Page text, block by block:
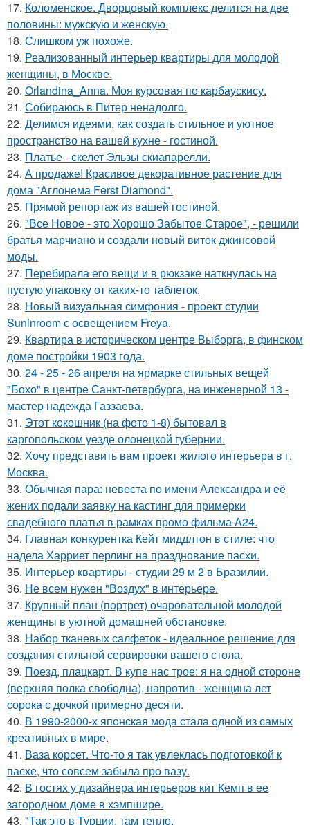
17. Коломенское. Дворцовый комплекс делится на две
половины: мужскую и женскую.
18. Слишком уж похоже.
19. Реализованный интерьер квартиры для молодой
женщины, в Москве.
20. Orlandina_Anna. Моя курсовая по карбаускису.
21. Собираюсь в Питер ненадолго.
22. Делимся идеями, как создать стильное и уютное
пространство на вашей кухне - гостиной.
23. Платье - скелет Эльзы скиапарелли.
24. А продаже! Красивое декоративное растение для
дома "Аглонема Ferst Diamond".
25. Прямой репортаж из вашей гостиной.
26. "Все Новое - это Хорошо Забытое Старое", - решили
братья марчиано и создали новый виток джинсовой
моды.
27. Перебирала его вещи и в рюкзаке наткнулась на
пустую упаковку от каких-то таблеток.
28. Новый визуальная симфония - проект студии
Suninroom с освещением Freya.
29. Квартира в историческом центре Выборга, в финском
доме постройки 1903 года.
30. 24 - 25 - 26 апреля на ярмарке стильных вещей
"Бохо" в центре Санкт-петербурга, на инженерной 13 -
мастер надежда Газзаева.
31. Этот кокошник (на фото 1-8) бытовал в
каргопольском уезде олонецкой губернии.
32. Хочу представить вам проект жилого интерьера в г.
Москва.
33. Обычная пара: невеста по имени Александра и её
жених подали заявку на кастинг для примерки
свадебного платья в рамках промо фильма A24.
34. Главная конкурентка Кейт миддлтон в стиле: что
надела Харриет перлинг на празднование пасхи.
35. Интерьер квартиры - студии 29 м 2 в Бразилии.
36. Не всем нужен "Воздух" в интерьере.
37. Крупный план (портрет) очаровательной молодой
женщины в уютной домашней обстановке.
38. Набор тканевых салфеток - идеальное решение для
создания стильной сервировки вашего стола.
39. Поезд, плацкарт. В купе нас трое: я на одной стороне
(верхняя полка свободна), напротив - женщина лет
сорока с дочкой примерно десяти.
40. В 1990-2000-х японская мода стала одной из самых
креативных в мире.
41. Ваза корсет. Что-то я так увлеклась подготовкой к
пасхе, что совсем забыла про вазу.
42. В гостях у дизайнера интерьеров кит Кемп в ее
загородном доме в хэмпшире.
43. "Так это в Турции, там тепло.